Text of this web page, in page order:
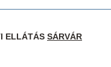
ELLÁTÁS SÁRVÁR